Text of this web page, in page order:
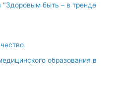
"Здоровым быть – в тренде
образования в